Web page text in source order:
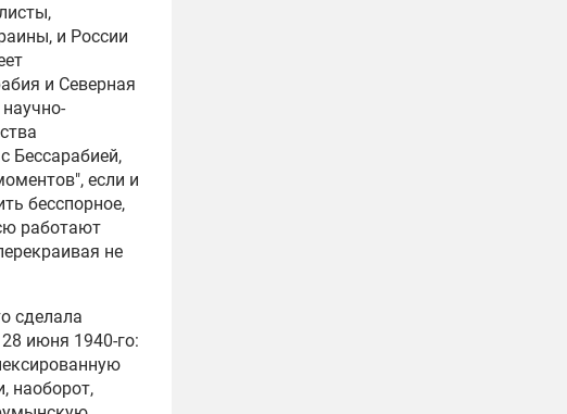
и России
и Северная
Бессарабией,
если и
бесспорное,
работают
не
сделала
28 июня 1940-го:
наоборот,